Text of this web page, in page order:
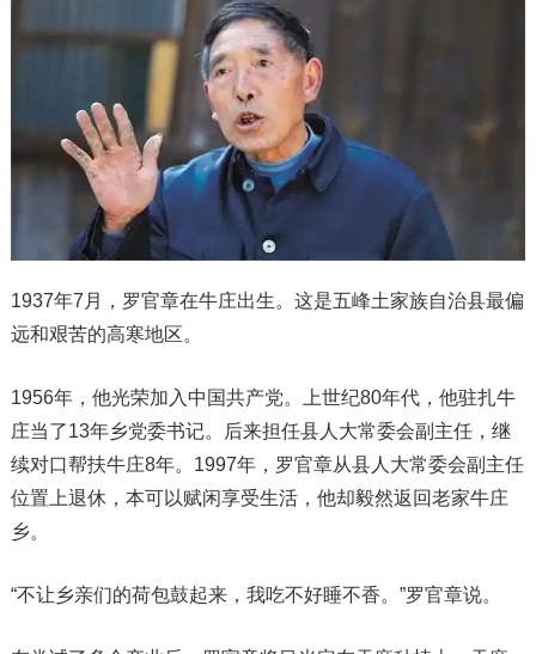
1937年7月，罗官章在牛庄出生。这是五峰土家族自治县最偏
远和艰苦的高寒地区。
1956年，他光荣加入中国共产党。上世纪80年代，他驻扎牛
庄当了13年乡党委书记。后来担任县人大常委会副主任，继
续对口帮扶牛庄8年。1997年，罗官章从县人大常委会副主任
位置上退休，本可以赋闲享受生活，他却毅然返回老家牛庄
乡。
“不让乡亲们的荷包鼓起来，我吃不好睡不香。”罗官章说。